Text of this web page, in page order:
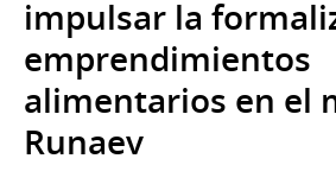
impulsar la
emprendimientos
alimentarios en el
Runaev